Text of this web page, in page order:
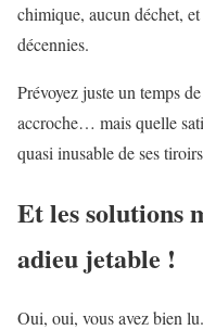
chimique, aucun déchet,
décennies.
Prévoyez juste un temps
accroche… mais quelle
quasi inusable de ses
Et les solutions
adieu jetable !
Oui, oui, vous avez bien